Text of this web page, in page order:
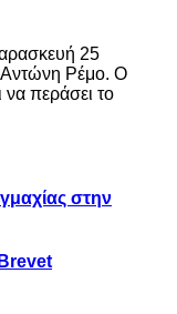
25
Αντώνη Ρέμο. Ο
να περάσει το
στην